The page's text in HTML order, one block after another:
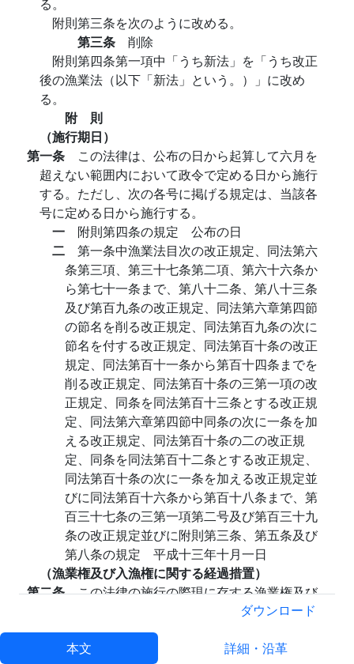
附則第三条を次のように改める。
第三条 削除
附則第四条第一項中「うち新法」を「うち改正
後の漁業法（以下「新法」という。）」に改め
る。
附 則
（施行期日）
第一条 この法律は、公布の日から起算して六月を
超えない範囲内において政令で定める日から施行
する。ただし、次の各号に掲げる規定は、当該各
号に定める日から施行する。
一 附則第四条の規定 公布の日
二 第一条中漁業法目次の改正規定、同法第六
条第三項、第三十七条第二項、第六十六条か
ら第七十一条まで、第八十二条、第八十三条
及び第百九条の改正規定、同法第六章第四節
の節名を削る改正規定、同法第百九条の次に
節名を付する改正規定、同法第百十条の改正
規定、同法第百十一条から第百十四条までを
削る改正規定、同法第百十条の三第一項の改
正規定、同条を同法第百十三条とする改正規
定、同法第六章第四節中同条の次に一条を加
える改正規定、同法第百十条の二の改正規
定、同条を同法第百十二条とする改正規定、
同法第百十条の次に一条を加える改正規定並
びに同法第百十六条から第百十八条まで、第
百三十七条の三第一項第二号及び第百三十九
条の改正規定並びに附則第三条、第五条及び
第八条の規定 平成十三年十月一日
（漁業権及び入漁権に関する経過措置）
第二条この法律の施行の際現に存する漁業権及び
これについて現に存し又は新たに設定される入漁
権については、当該漁業権又は入漁権の存続期間
中は、なお従前の例による。ただし、次に掲げる
ダウンロード
本文 詳細・沿革